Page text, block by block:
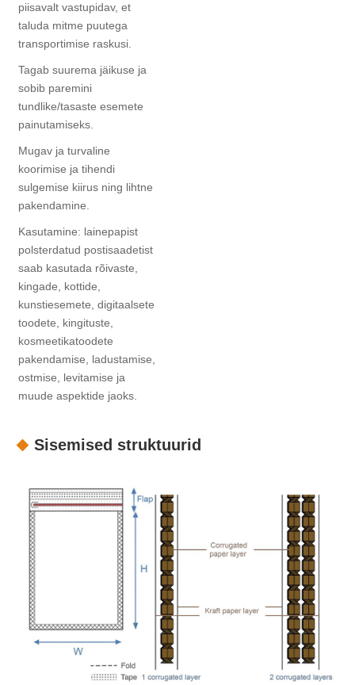
piisavalt vastupidav, et
taluda mitme puutega
transportimise raskusi.
Tagab suurema jäikuse ja
sobib paremini
tundlike/tasaste esemete
painutamiseks.
Mugav ja turvaline
koorimise ja tihendi
sulgemise kiirus ning lihtne
pakendamine.
Kasutamine: lainepapist
polsterdatud postisaadetist
saab kasutada rõivaste,
kingade, kottide,
kunstiesemete, digitaalsete
toodete, kingituste,
kosmeetikatoodete
pakendamise, ladustamise,
ostmise, levitamise ja
muude aspektide jaoks.
Sisemised struktuurid